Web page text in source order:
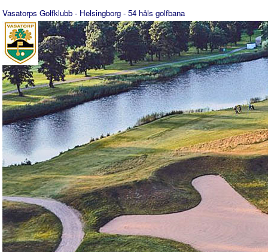
Vasatorps Golfklubb - Helsingborg - 54 håls golfbana